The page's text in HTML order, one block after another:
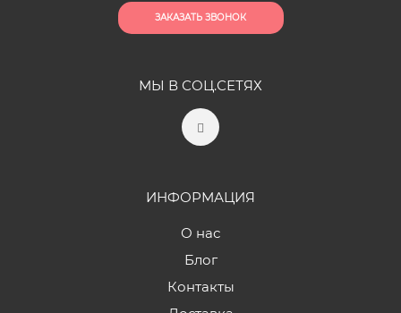
ЗАКАЗАТЬ ЗВОНОК
МЫ В СОЦ.СЕТЯХ
ИНФОРМАЦИЯ
О нас
Блог
Контакты